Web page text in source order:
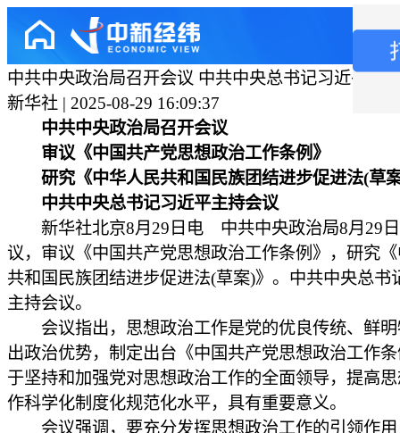
中共中央政治局召开会议 中共中央总书记习近平主
新华社 | 2025-08-29 16:09:37
中共中央政治局召开会议
审议《中国共产党思想政治工作条例》
研究《中华人民共和国民族团结进步促进法(草
中共中央总书记习近平主持会议
新华社北京8月29日电 中共中央政治局8月29日
议，审议《中国共产党思想政治工作条例》，研究
共和国民族团结进步促进法(草案)》。中共中央总书
主持会议。
会议指出，思想政治工作是党的优良传统、鲜明
出政治优势，制定出台《中国共产党思想政治工作
于坚持和加强党对思想政治工作的全面领导，提高
作科学化制度化规范化水平，具有重要意义。
会议强调，要充分发挥思想政治工作的引领作用